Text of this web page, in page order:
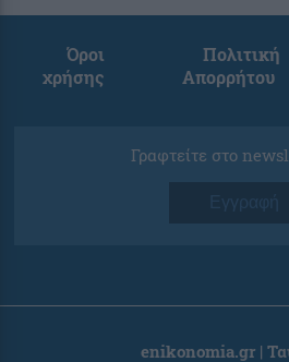
Όροι
χρήσης
Πολιτική
Απορρήτου
Γραφτείτε στο
Εγγραφή
enikonomia.gr |